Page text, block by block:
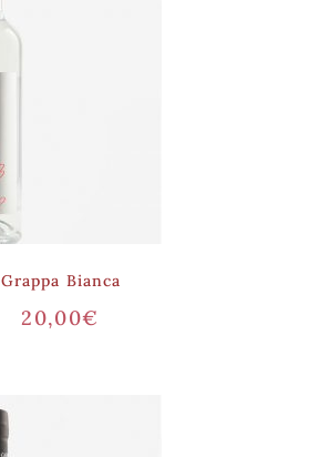
Grappa Bianca
20,00€